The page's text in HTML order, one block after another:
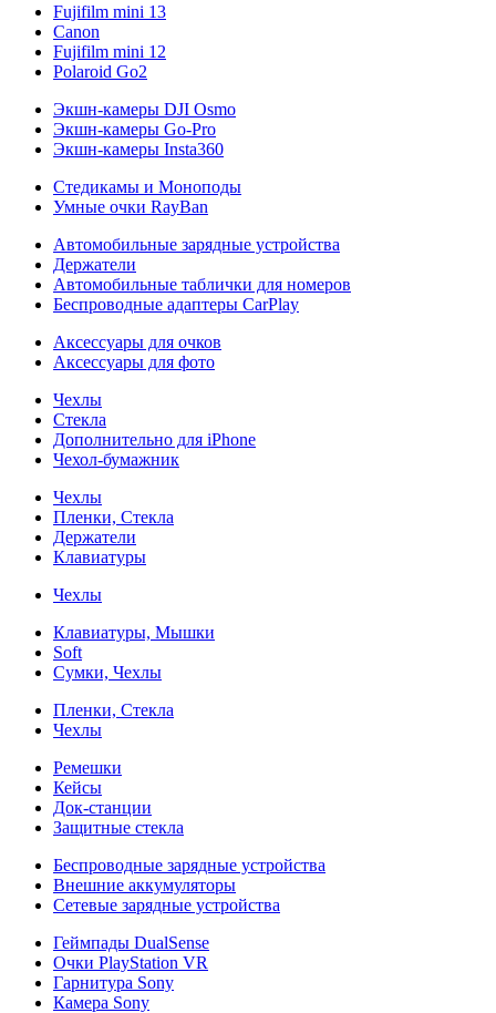
Fujifilm mini 13
Canon
Fujifilm mini 12
Polaroid Go2
Экшн-камеры DJI Osmo
Экшн-камеры Go-Pro
Экшн-камеры Insta360
Стедикамы и Моноподы
Умные очки RayBan
Автомобильные зарядные устройства
Держатели
Автомобильные таблички для номеров
Беспроводные адаптеры CarPlay
Аксессуары для очков
Аксессуары для фото
Чехлы
Стекла
Дополнительно для iPhone
Чехол-бумажник
Чехлы
Пленки, Стекла
Держатели
Клавиатуры
Чехлы
Клавиатуры, Мышки
Soft
Сумки, Чехлы
Пленки, Стекла
Чехлы
Ремешки
Кейсы
Док-станции
Защитные стекла
Беспроводные зарядные устройства
Внешние аккумуляторы
Сетевые зарядные устройства
Геймпады DualSense
Очки PlayStation VR
Гарнитура Sony
Камера Sony